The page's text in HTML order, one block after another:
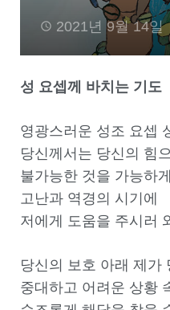
행동하기
로그인
후원하기
2021년 9월 14일
성 요셉께 바치는 기도
영광스러운 성조 요셉
당신께서는 당신의 힘
불가능한 것을 가능하
고난과 역경의 시기에
저에게 도움을 주시러
당신의 보호 아래 제가
중대하고 어려운 상황